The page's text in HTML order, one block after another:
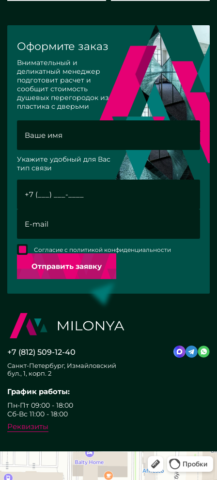
Оформите заказ
Внимательный и
деликатный менеджер
подготовит расчет и
сообщит стоимость
душевых перегородок из
пластика с дверьми
Укажите удобный для Вас
тип связи
Отправить заявку
Согласие с политикой конфиденциальности
+7 (812) 509-12-40
Санкт-Петербург, Измайловский
бул., 1, корп. 2
График работы:
Пн-Пт 09:00 - 18:00
Сб-Вс 11:00 - 18:00
Реквизиты